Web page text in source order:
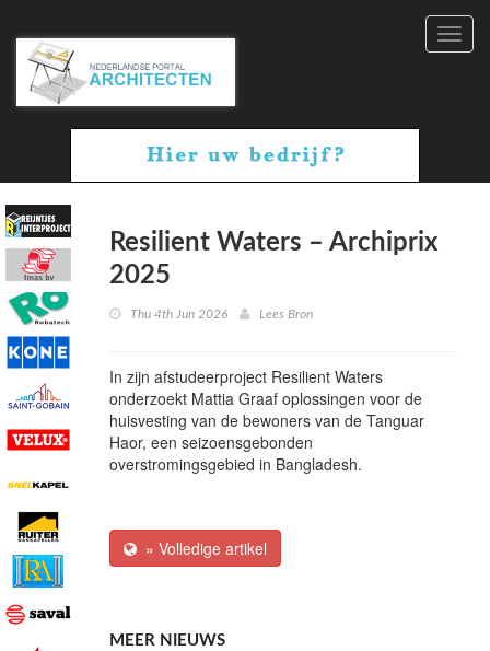
Resilient Waters – Archiprix
2025
Thu 4th Jun 2026 Lees Bron
In zijn afstudeerproject Resilient Waters
onderzoekt Mattia Graaf oplossingen voor de
huisvesting van de bewoners van de Tanguar
Haor, een seizoensgebonden
overstromingsgebied in Bangladesh.
» Volledige artikel
MEER NIEUWS